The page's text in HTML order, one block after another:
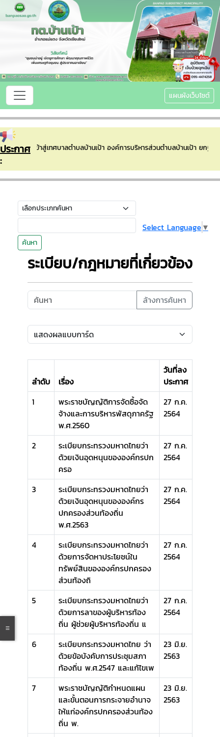
แผนผังเว็บไซต์
ประกาศ
:
ดีต้อนรับเข้าสู่เทศบาลตำบลบ้านเป้า องค์การบริหารส่วนตำบลบ้านเป้า ยกฐา
ค้นหา
Select Language ▼
ระเบียบ/กฎหมายที่เกี่ยวข้อง
ล้างการค้นหา
ลำดับ เรื่อง
วันที่ลง
ประกาศ
1
พระราชบัญญัติการจัดซื้อจัด
จ้างและการบริหารพัสดุภาครัฐ
พ.ศ.2560
27 ก.ค.
2564
2
ระเบียบกระทรวงมหาดไทยว่า
ด้วยเงินอุดหนุนขององค์กรปก
ครอ
27 ก.ค.
2564
3
ระเบียบกระทรวงมหาดไทยว่า
ด้วยเงินอุดหนุนขององค์กร
ปกครองส่วนท้องถิ่น
พ.ศ.2563
27 ก.ค.
2564
4
ระเบียบกระทรวงมหาดไทยว่า
ด้วยการจัดหาประโยชน์ใน
ทรัพย์สินขององค์กรปกครอง
ส่วนท้องถิ
27 ก.ค.
2564
5
ระเบียบกระทรวงมหาดไทยว่า
ด้วยการลาของผู้บริหารท้อง
ถิ่น ผู้ช่วยผู้บริหารท้องถิ่น แ
27 ก.ค.
2564
6
ระเบียบกระทรวงมหาดไทย ว่า
ด้วยข้อบังคับการประชุมสภา
ท้องถิ่น พ.ศ.2547 และแก้ไขเพ
23 มิ.ย.
2563
7
พระราชบัญญัติกำหนดแผน
และขั้นตอนการกระจายอำนาจ
ให้แก่องค์กรปกครองส่วนท้อง
ถิ่น พ.
23 มิ.ย.
2563